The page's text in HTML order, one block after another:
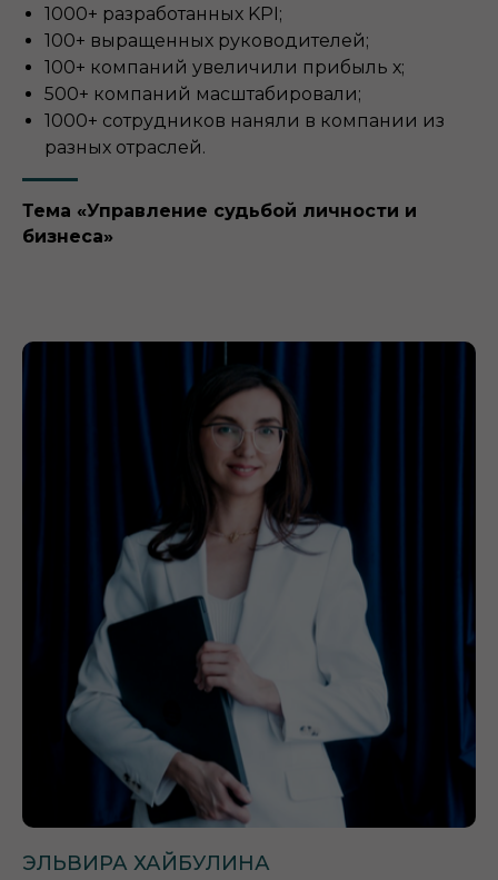
1000+ разработанных KPI;
100+ выращенных руководителей;
100+ компаний увеличили прибыль х;
500+ компаний масштабировали;
1000+ сотрудников наняли в компании из
разных отраслей.
Тема «Управление судьбой личности и
бизнеса»
ЭЛЬВИРА ХАЙБУЛИНА